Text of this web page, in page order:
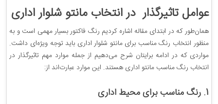
عوامل تاثیرگذار در انتخاب مانتو شلوار اداری
همان‌طور که در ابتدای مقاله اشاره کردیم رنگ فاکتور بسیار مهمی است و به
منظور انتخاب رنگ مناسب برای مانتو شلوار اداری باید توجه ویژه‌ای داشت.
مواردی که در ادامه برایتان شرح می‌دهیم از جمله موارد مهم تاثیرگذار در
انتخاب رنگ مناسب مانتو اداری هستند. این موارد عبارت‌اند از:
1. رنگ مناسب برای محیط اداری